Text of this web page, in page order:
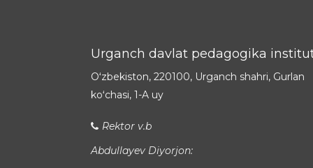
Urganch davlat pedagogika
Oʻzbekiston, 220100, Urganch shahri, Gurlan
koʻchasi, 1-A uy
Rektor v.b
Abdullayev Diyorjon: